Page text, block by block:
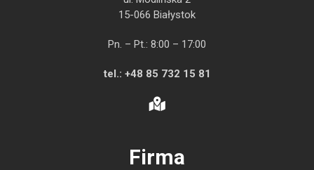
15-066 Białystok
Pn. – Pt.: 8:00 – 17:00
tel.: +48 85 732 15 81
Firma